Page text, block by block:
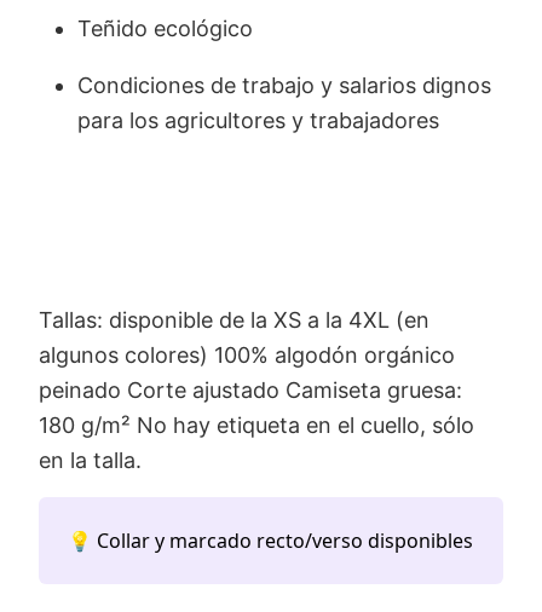
Teñido ecológico
Condiciones de trabajo y salarios dignos
para los agricultores y trabajadores
Tallas: disponible de la XS a la 4XL (en
algunos colores) 100% algodón orgánico
peinado Corte ajustado Camiseta gruesa:
180 g/m² No hay etiqueta en el cuello, sólo
en la talla.
💡 Collar y marcado recto/verso disponibles